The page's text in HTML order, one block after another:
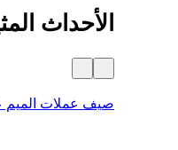
الأحداث
صيف عملات الميم